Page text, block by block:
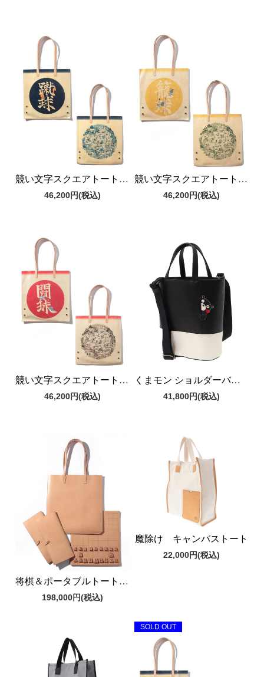
競い文字スクエアトートバッグ
46,200円(税込)
競い文字スクエアトートバッグ
46,200円(税込)
競い文字スクエアトートバッグ
46,200円(税込)
くまモン ショルダーバッグ
41,800円(税込)
将棋＆ポータブルトートバッグ
198,000円(税込)
魔除け キャンバストート
22,000円(税込)
SOLD OUT